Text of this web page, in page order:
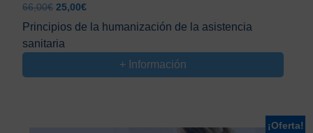
66,00€ El
precio
original
era:
25,00€El
precio
actual
Principios de la humanización de la asistencia
sanitaria
+ Información
¡Oferta!